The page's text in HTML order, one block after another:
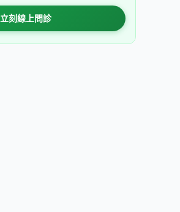
立刻線上問診